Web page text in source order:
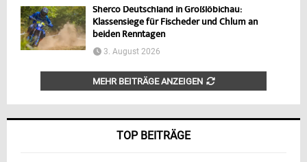
Sherco Deutschland in Großlöbichau:
Klassensiege für Fischeder und Chlum an
beiden Renntagen
3. August 2026
MEHR BEITRÄGE ANZEIGEN
TOP BEITRÄGE